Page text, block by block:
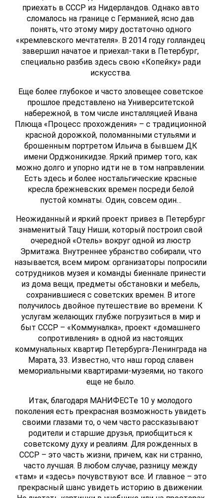
приехать в СССР из Нидерландов. Однако авто
сломалось на границе с Германией, ясно дав
понять, что этому миру достаточно одного
«кремлевского мечтателя». В 2014 году голландец
завершил начатое и приехал-таки в Петербург,
специально разбив здесь свою «Копейку» ради
искусства.
Еще более глубокое и часто зловещее советское
прошлое представлено на Университетской
набережной, в том числе инсталляцией Ивана
Плюща «Процесс прохождения» – с традиционной
красной дорожкой, поломанными стульями и
брошенным портретом Ильича в бывшем ДК
имени Орджоникидзе. Яркий пример того, как
можно долго и упорно идти не в том направлении.
Есть здесь и более ностальгические красные
кресла брежневских времен посреди белой
пустой комнаты. Один, совсем один…
Неожиданный и яркий проект привез в Петербург
знаменитый Тацу Ниши, который построил свой
очередной «Отель» вокруг одной из люстр
Эрмитажа. Внутреннее убранство собирали, что
называется, всем миром: организаторы попросили
сотрудников музея и команды биеннале принести
из дома вещи, предметы обстановки и мебель,
сохранившиеся с советских времен. В итоге
получилось двойное путешествие во времени. К
услугам желающих глубже погрузиться в мир и
быт СССР – «Коммуналка», проект «домашнего
сопротивления» в одной из настоящих
коммунальных квартир Петербурга-Ленинграда на
Марата, 33. Известно, что наш город славен
мемориальными квартирами-музеями, но такого
еще не было.
Итак, благодаря МАНИФЕСТе 10 у молодого
поколения есть прекрасная возможность увидеть
своими глазами то, о чем часто рассказывают
родители и старшие друзья, приобщиться к
советскому духу и реалиям. Для рожденных в
СССР – это часть жизни, причем, как ни странно,
часто лучшая. В любом случае, разницу между
«там» и «здесь» почувствуют все. И главное – это
прекрасный шанс увидеть историю в движении.